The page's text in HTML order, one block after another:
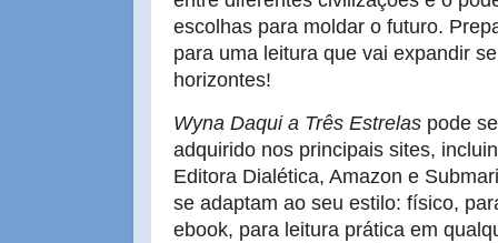
escolhas para moldar o futuro.
para uma leitura que vai expandir
horizontes!
Wyna Daqui a Três Estrelas pode
adquirido nos principais sites,
Editora Dialética, Amazon e
se adaptam ao seu estilo: físico,
ebook, para leitura prática em